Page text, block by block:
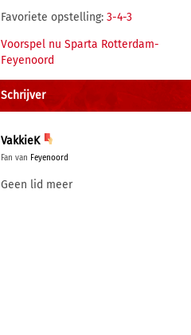
Favoriete opstelling: 3-4-3
Voorspel nu Sparta Rotterdam-
Feyenoord
Schrijver
VakkieK
Fan van Feyenoord
Geen lid meer